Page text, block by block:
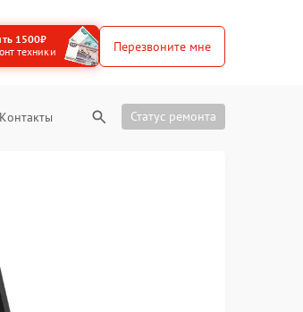
1500₽
техники
Перезвоните мне
Контакты Статус ремонта